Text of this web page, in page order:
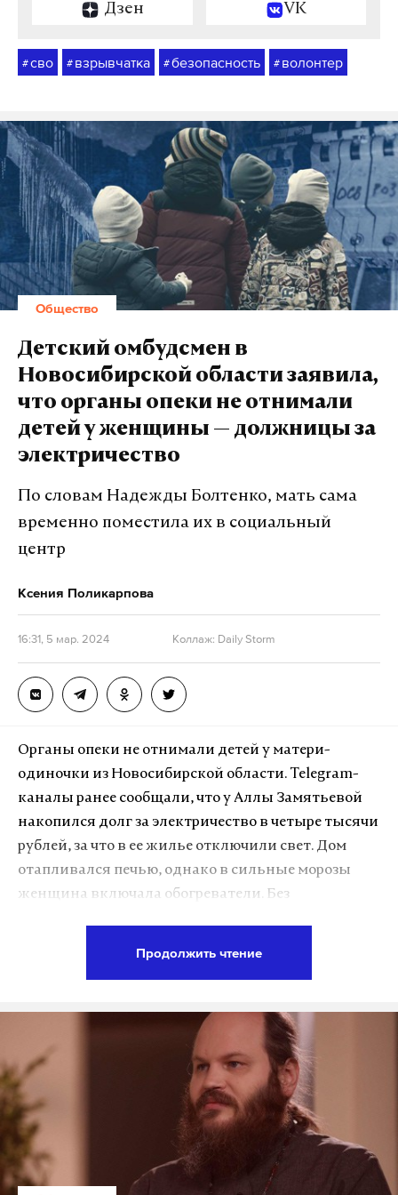
Дзен VK
#сво # взрывчатка #безопасность # волонтер
Общество
Детский омбудсмен в
Новосибирской области заявила,
что органы опеки не отнимали
детей у женщины — должницы за
электричество
По словам Надежды Болтенко, мать сама
временно поместила их в социальный
центр
Ксения Поликарпова
16:31, 5 мар. 2024 Коллаж: Daily Storm
Органы опеки не отнимали детей у матери-
одиночки из Новосибирской области. Telegram-
каналы ранее сообщали, что у Аллы Замятьевой
накопился долг за электричество в четыре тысячи
рублей, за что в ее жилье отключили свет. Дом
отапливался печью, однако в сильные морозы
женщина включала обогреватели. Без
«С мамой сегодня работают органы опеки, детки
находятся в безопасности, в учреждении по
заявлению матери. Они находились на учете как
семья в социально опасном положении, под
контролем органов профилактики их района.
Дети были по заявлению матери помещены в наш
социальный центр», — заявила Daily Storm
уполномоченный по правам ребенка в
Продолжить чтение